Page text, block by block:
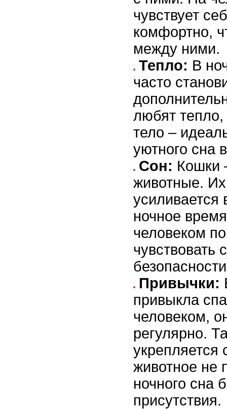
чувствует
комфортно,
между ними.
Тепло: В
часто
любят тепло,
тело –
уютного сна
Сон: Кошки
животные. Их
усиливается
ночное
человеком
чувствовать
Привычки:
привыкла
человеком,
регулярно.
животное не
ночного сна
присутствия.